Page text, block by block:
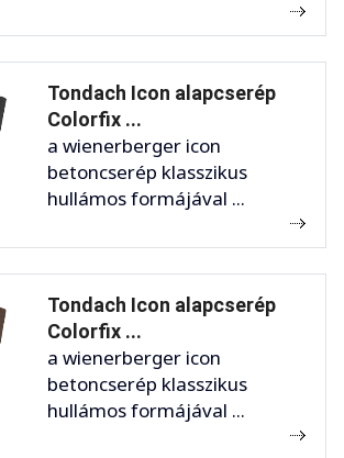
Tondach Icon alapcserép
Colorfix ...
a wienerberger icon
betoncserép klasszikus
hullámos formájával ...
Tondach Icon alapcserép
Colorfix ...
a wienerberger icon
betoncserép klasszikus
hullámos formájával ...